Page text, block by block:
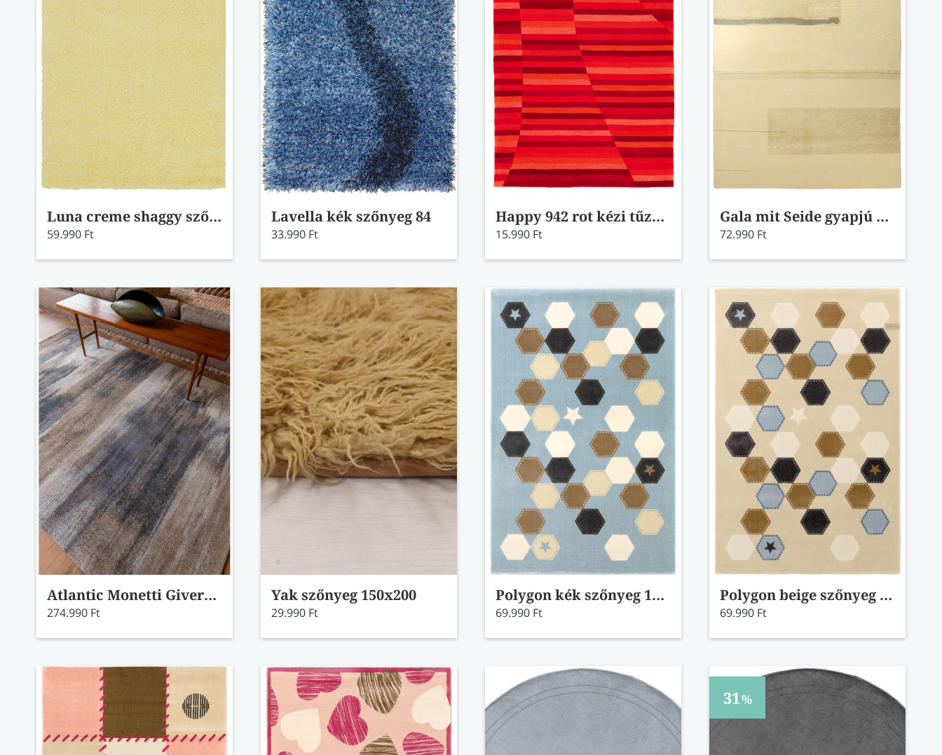
Luna creme shaggy szőnyeg 133x200
59.990 Ft
Lavella kék szőnyeg 84
33.990 Ft
Happy 942 rot kézi tűzésű szőnyeg
15.990 Ft
Gala mit Seide gyapjú szőnyeg 843 beige
72.990 Ft
Atlantic Monetti Giverny beige szőnyeg 9121 170x240
274.990 Ft
Yak szőnyeg 150x200
29.990 Ft
Polygon kék szőnyeg 115x175
69.990 Ft
Polygon beige szőnyeg 115x175
69.990 Ft
31%